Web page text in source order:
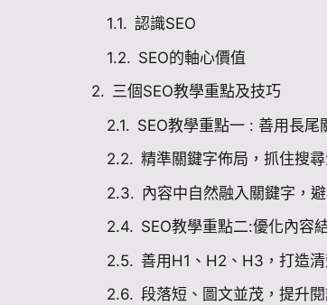
認識SEO
SEO的軸心價值
三個SEO教學重點及技巧
SEO教學重點一 : 善用長
精準關鍵字佈局，抓住搜
內容中自然融入關鍵字，
SEO教學重點二:優化內容
善用H1、H2、H3，打造
段落短、圖文並茂，提升